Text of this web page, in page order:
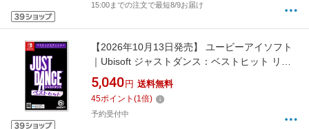
15:00までの注文で最短8/9お届け
【2026年10月13日発売】 ユービーアイソフト
｜Ubisoft ジャストダンス：ベストヒット リミ
テッドエディション【Switch】
5,040 円 送料無料
45ポイント (1倍)
予約受付中